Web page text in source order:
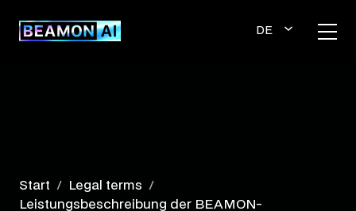
Inhalt
DE
Start
Legal terms
Leistungsbeschreibung der BEAMON-